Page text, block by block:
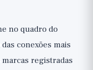
no quadro do
conexões mais
registradas